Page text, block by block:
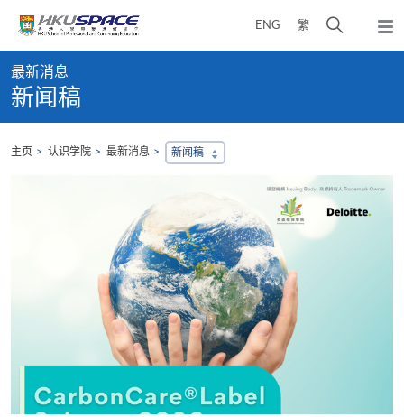
content
ENG 繁
开
弹
出
content
start
最新消息
新闻稿
主页 认识学院 最新消息 新闻稿